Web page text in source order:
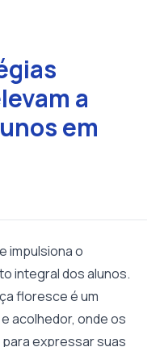
a
em
impulsiona o
integral dos alunos.
floresce é um
acolhedor, onde os
expressar suas